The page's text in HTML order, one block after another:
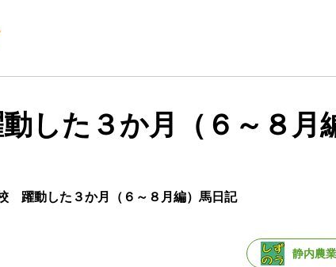
した３か月（６～８月
躍動した３か月（６～８月編）馬日記
静内農